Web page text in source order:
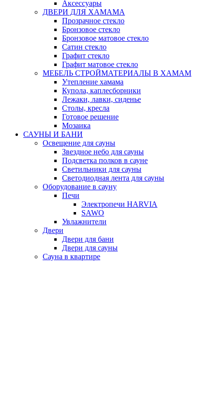
Аксессуары
ДВЕРИ ДЛЯ ХАМАМА
Прозрачное стекло
Бронзовое стекло
Бронзовое матовое стекло
Сатин стекло
Графит стекло
Графит матовое стекло
МЕБЕЛЬ СТРОЙМАТЕРИАЛЫ В ХАМАМ
Утепление хамама
Купола, каплесборники
Лежаки, лавки, сиденье
Столы, кресла
Готовое решение
Мозаика
САУНЫ И БАНИ
Освещение для сауны
Звездное небо для сауны
Подсветка полков в сауне
Светильники для сауны
Светодиодная лента для сауны
Оборудование в сауну
Печи
Электропечи HARVIA
SAWO
Увлажнители
Двери
Двери для бани
Двери для сауны
Сауна в квартире